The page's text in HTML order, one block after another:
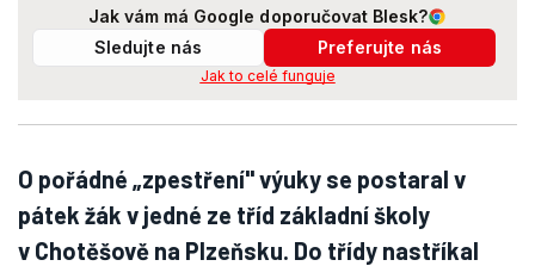
Jak vám má Google doporučovat Blesk?
Sledujte nás
Preferujte nás
Jak to celé funguje
O pořádné „zpestření" výuky se postaral v
pátek žák v jedné ze tříd základní školy
v Chotěšově na Plzeňsku. Do třídy nastříkal